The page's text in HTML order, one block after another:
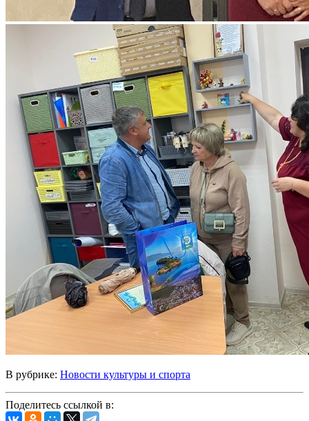
В рубрике: Новости культуры и спорта
Поделитесь ссылкой в: